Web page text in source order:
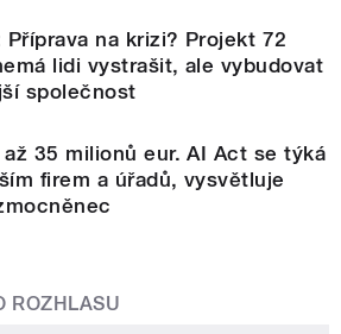
Příprava na krizi? Projekt 72
lidi vystrašit, ale vybudovat
společnost
až 35 milionů eur. AI Act se týká
firem a úřadů, vysvětluje
ROZHLASU